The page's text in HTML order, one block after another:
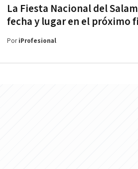
La Fiesta Nacional del
fecha y lugar en el próximo
PoriProfesional